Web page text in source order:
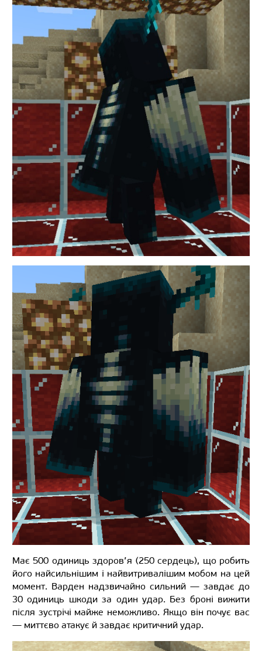
Має 500 одиниць здоров’я (250 сердець), що робить
його найсильнішим і найвитривалішим мобом на цей
момент. Варден надзвичайно сильний — завдає до
30 одиниць шкоди за один удар. Без броні вижити
після зустрічі майже неможливо. Якщо він почує вас
— миттєво атакує й завдає критичний удар.